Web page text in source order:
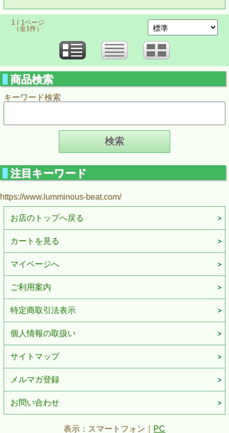
1 / 1ページ
（全1件）
商品検索
キーワード検索
注目キーワード
https://www.lumminous-beat.com/
お店のトップへ戻る
カートを見る
マイページへ
ご利用案内
特定商取引法表示
個人情報の取扱い
サイトマップ
メルマガ登録
お問い合わせ
表示：スマートフォン｜ PC